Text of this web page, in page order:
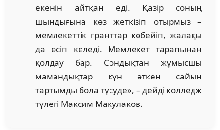
екенін айтқан еді. Қазір соның
шындығына көз жеткізіп отырмыз –
мемлекеттік гранттар көбейіп, жалақы
да өсіп келеді. Мемлекет тарапынан
қолдау бар. Сондықтан жұмысшы
мамандықтар күн өткен сайын
тартымды бола түсуде», – дейді колледж
түлегі Максим Макулаков.